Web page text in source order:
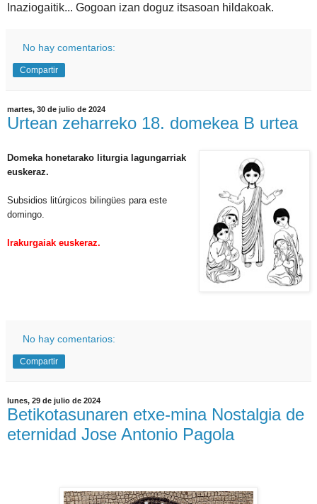
Inaziogaitik... Gogoan izan doguz itsasoan hildakoak.
No hay comentarios:
Compartir
martes, 30 de julio de 2024
Urtean zeharreko 18. domekea B urtea
Domeka honetarako liturgia lagungarriak
euskeraz.
Subsidios litúrgicos bilingües para este
domingo.
Irakurgaiak euskeraz.
No hay comentarios:
Compartir
lunes, 29 de julio de 2024
Betikotasunaren etxe-mina Nostalgia de
eternidad Jose Antonio Pagola